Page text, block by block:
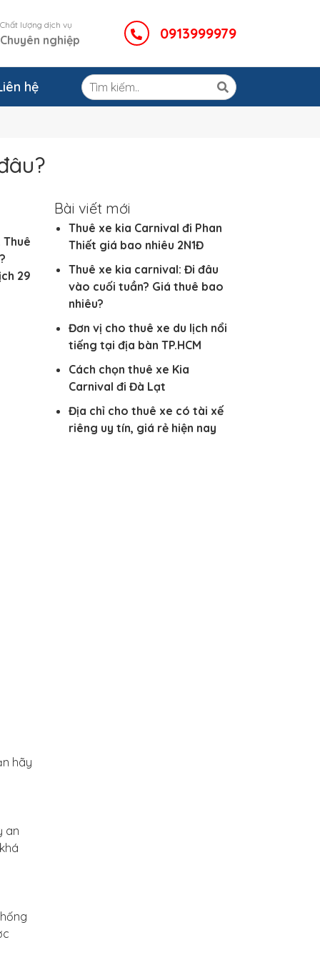
Chất lượng dịch vụ
Chuyên nghiệp 0913999979
hệ
29
hãy
an
Bài viết mới
Thuê xe kia Carnival đi Phan
Thiết giá bao nhiêu 2N1Đ
Thuê xe kia carnival: Đi đâu
vào cuối tuần? Giá thuê bao
nhiêu?
Đơn vị cho thuê xe du lịch nổi
tiếng tại địa bàn TP.HCM
Cách chọn thuê xe Kia
Carnival đi Đà Lạt
Địa chỉ cho thuê xe có tài xế
riêng uy tín, giá rẻ hiện nay